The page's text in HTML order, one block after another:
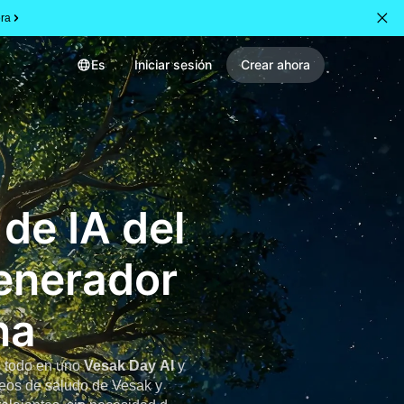
Es Iniciar sesión Crear ahora
IA del
todo en unoVesak Day AIy
de saludo de Vesak y